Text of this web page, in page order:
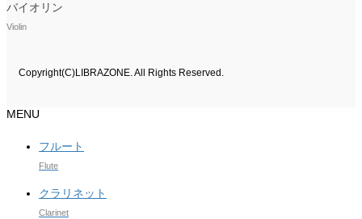
バイオリン
Violin
Copyright(C)LIBRAZONE. All Rights Reserved.
MENU
フルート
Flute
クラリネット
Clarinet